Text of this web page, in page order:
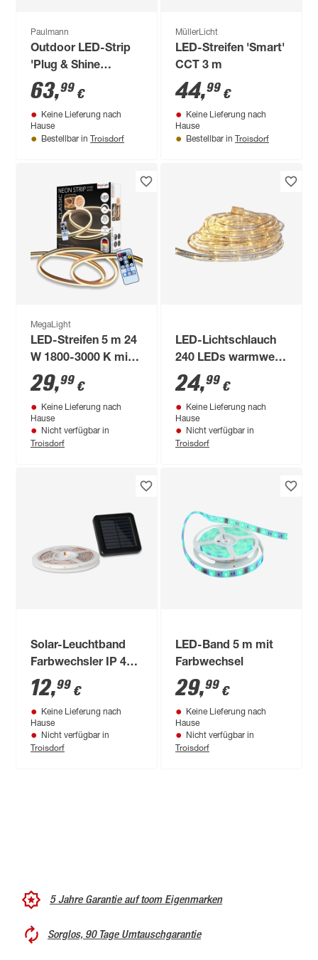
Paulmann
Outdoor LED-Strip
'Plug & Shine
Smooth Warmweiß'
5 m 11 W weiß
63,99 €
Keine Lieferung nach
Hause
Bestellbar in Troisdorf
MüllerLicht
LED-Streifen 'Smart'
CCT 3 m
44,99 €
Keine Lieferung nach
Hause
Bestellbar in Troisdorf
MegaLight
LED-Streifen 5 m 24
W 1800-3000 K mit
Fernbedienung
29,99 €
Keine Lieferung nach
Hause
Nicht verfügbar in
Troisdorf
LED-Lichtschlauch
240 LEDs warmweiß
10 m
24,99 €
Keine Lieferung nach
Hause
Nicht verfügbar in
Troisdorf
Solar-Leuchtband
Farbwechsler IP 44
300 cm
12,99 €
Keine Lieferung nach
Hause
Nicht verfügbar in
Troisdorf
LED-Band 5 m mit
Farbwechsel
29,99 €
Keine Lieferung nach
Hause
Nicht verfügbar in
Troisdorf
5 Jahre Garantie auf toom Eigenmarken
Sorglos, 90 Tage Umtauschgarantie